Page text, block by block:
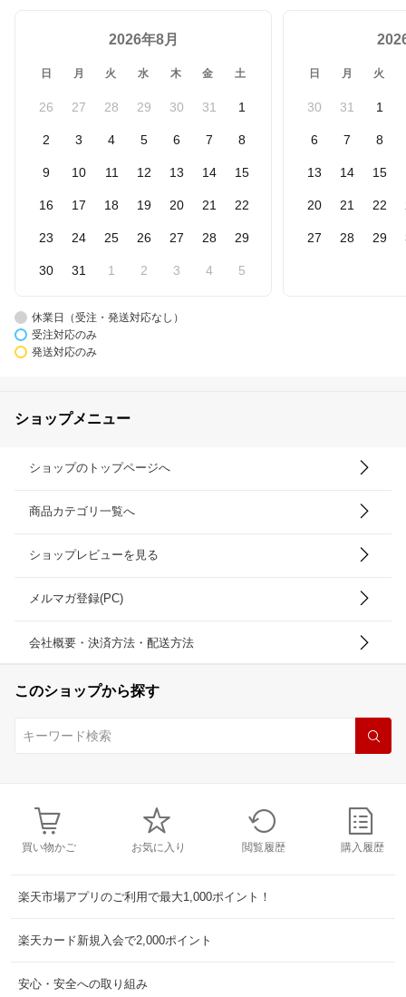
2026年8月
日 月 火 水 木 金 土
26 27 28 29 30 31 1
2 3 4 5 6 7 8
9 10 11 12 13 14 15
16 17 18 19 20 21 22
23 24 25 26 27 28 29
30 31 1 2 3 4 5
日 月 火
30 31 1
6 7 8
13 14 15
20 21 22
27 28 29
休業日（受注・発送対応なし）
受注対応のみ
発送対応のみ
ショップメニュー
ショップのトップページへ
商品カテゴリ一覧へ
ショップレビューを見る
メルマガ登録(PC)
会社概要・決済方法・配送方法
このショップから探す
買い物かご お気に入り 閲覧履歴 購入履歴
楽天市場アプリのご利用で最大1,000ポイント！
楽天カード新規入会で2,000ポイント
安心・安全への取り組み